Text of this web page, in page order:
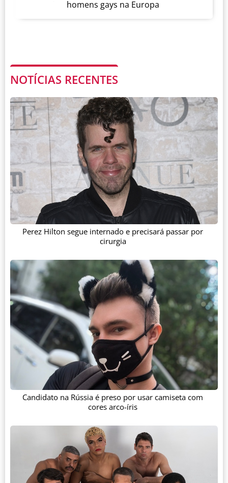
homens gays na Europa
NOTÍCIAS RECENTES
Perez Hilton segue internado e precisará passar por
cirurgia
Candidato na Rússia é preso por usar camiseta com
cores arco-íris